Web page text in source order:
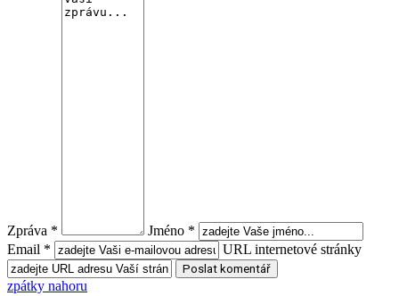
Zpráva *
Jméno *
Email *
URL internetové stránky
zpátky nahoru